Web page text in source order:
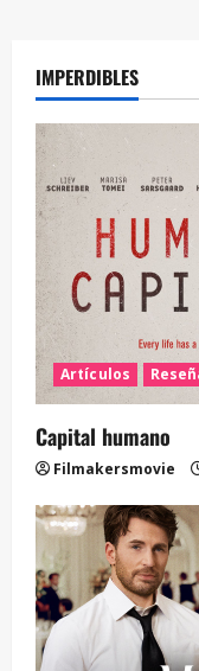
IMPERDIBLES
Artículos
Capital humano
Filmakersmovie